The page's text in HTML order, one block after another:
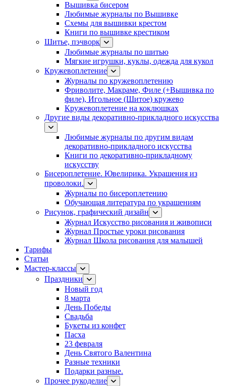
Вышивка бисером
Любимые журналы по Вышивке
Схемы для вышивки крестом
Книги по вышивке крестиком
Шитье, пэчворк
Любимые журналы по шитью
Мягкие игрушки, куклы, одежда для кукол
Кружевоплетение
Журналы по кружевоплетению
Фриволите, Макраме, Филе (+Вышивка по
филе), Игольное (Шитое) кружево
Кружевоплетение на коклюшках
Другие виды декоративно-прикладного искусства
Любимые журналы по другим видам
декоративно-прикладного искусства
Книги по декоративно-прикладному
искусству
Бисероплетение. Ювелирика. Украшения из
проволоки.
Журналы по бисероплетению
Обучающая литература по украшениям
Рисунок, графический дизайн
Журнал Искусство рисования и живописи
Журнал Простые уроки рисования
Журнал Школа рисования для малышей
Тарифы
Статьи
Мастер-классы
Праздники
Новый год
8 марта
День Победы
Свадьба
Букеты из конфет
Пасха
23 февраля
День Святого Валентина
Разные техники
Подарки разные.
Прочее рукоделие